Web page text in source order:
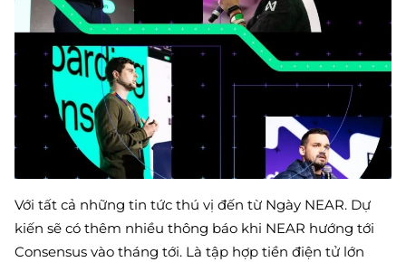
Với tất cả những tin tức thú vị đến từ Ngày NEAR. Dự
kiến ​​sẽ có thêm nhiều thông báo khi NEAR hướng tới
Consensus vào tháng tới. Là tập hợp tiền điện tử lớn